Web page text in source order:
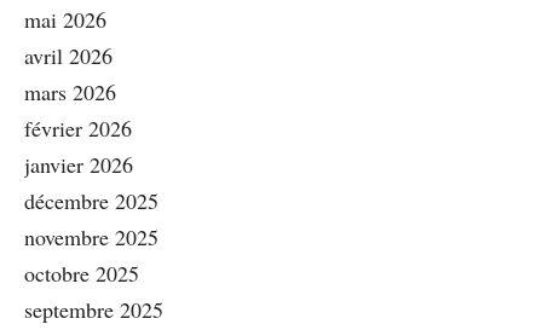
mai 2026
avril 2026
mars 2026
février 2026
janvier 2026
décembre 2025
novembre 2025
octobre 2025
septembre 2025